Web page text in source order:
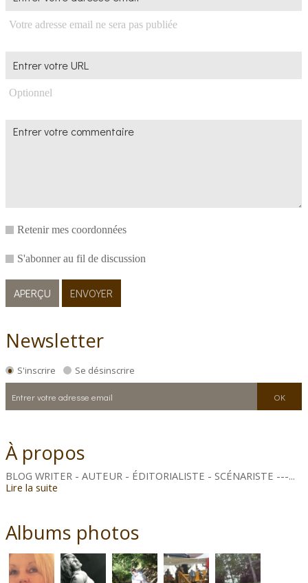
Newsletter
S'inscrire Se désinscrire
À propos
BLOG WRITER - AUTEUR - ÉDITORIALISTE - SCÉNARISTE ---...
Lire la suite
Albums photos
Votre adresse email ne sera pas publiée
Optionnel
Retenir mes coordonnées
S'abonner au fil de discussion